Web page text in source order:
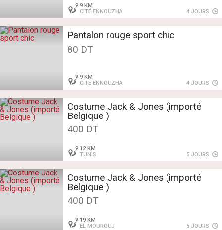
9 KM
CITÉ ENNOUZHA
4 JOURS
Pantalon rouge sport chic
80 DT
9 KM
CITÉ ENNOUZHA
4 JOURS
Costume Jack & Jones (importé
Belgique )
400 DT
12 KM
TUNIS
5 JOURS
Costume Jack & Jones (importé
Belgique )
400 DT
19 KM
EL MOUROUJ
5 JOURS